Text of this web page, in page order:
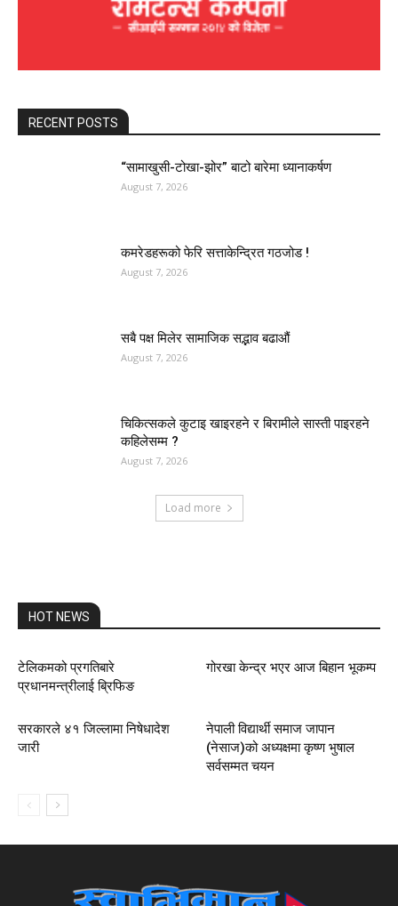
RECENT POSTS
“सामाखुसी-टोखा-झोर” बाटो बारेमा ध्यानाकर्षण
August 7, 2026
कमरेडहरूको फेरि सत्ताकेन्द्रित गठजोड !
August 7, 2026
सबै पक्ष मिलेर सामाजिक सद्भाव बढाऔं
August 7, 2026
चिकित्सकले कुटाइ खाइरहने र बिरामीले सास्ती पाइरहने
कहिलेसम्म ?
August 7, 2026
Load more
HOT NEWS
टेलिकमको प्रगतिबारे
प्रधानमन्त्रीलाई ब्रिफिङ
गोरखा केन्द्र भएर आज बिहान भूकम्प
सरकारले ४१ जिल्लामा निषेधादेश
जारी
नेपाली विद्यार्थी समाज जापान
(नेसाज)को अध्यक्षमा कृष्ण भुषाल
सर्वसम्मत चयन